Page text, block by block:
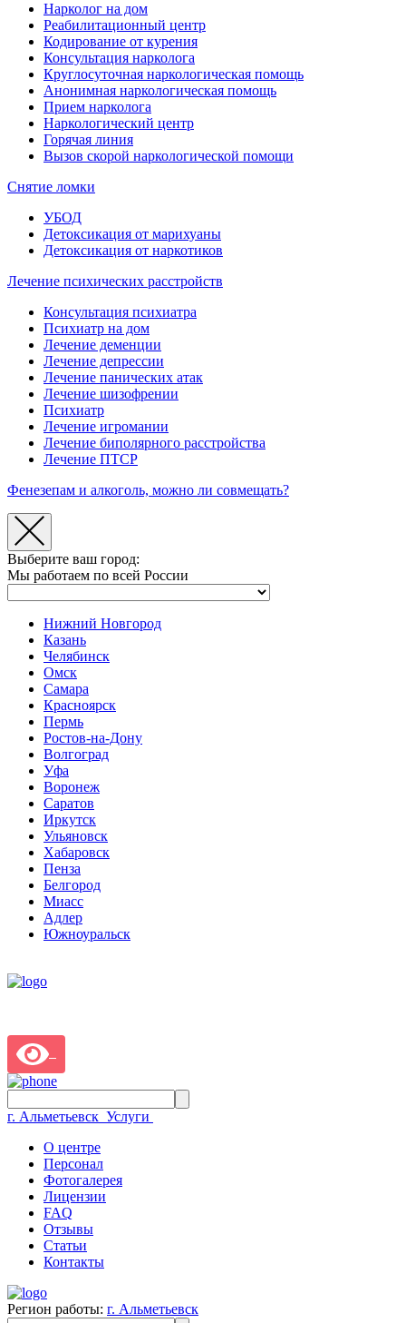
Нарколог на дом
Реабилитационный центр
Кодирование от курения
Консультация нарколога
Круглосуточная наркологическая помощь
Анонимная наркологическая помощь
Прием нарколога
Наркологический центр
Горячая линия
Вызов скорой наркологической помощи
Снятие ломки
УБОД
Детоксикация от марихуаны
Детоксикация от наркотиков
Лечение психических расстройств
Консультация психиатра
Психиатр на дом
Лечение деменции
Лечение депрессии
Лечение панических атак
Лечение шизофрении
Психиатр
Лечение игромании
Лечение биполярного расстройства
Лечение ПТСР
Фенезепам и алкоголь, можно ли совмещать?
Выберите ваш город:
Мы работаем по всей России
Нижний Новгород
Казань
Челябинск
Омск
Самара
Красноярск
Пермь
Ростов-на-Дону
Волгоград
Уфа
Воронеж
Саратов
Иркутск
Ульяновск
Хабаровск
Пенза
Белгород
Миасс
Адлер
Южноуральск
г. Альметьевск Услуги
О центре
Персонал
Фотогалерея
Лицензии
FAQ
Отзывы
Статьи
Контакты
Регион работы: г. Альметьевск